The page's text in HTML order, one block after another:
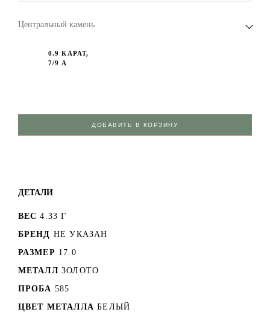
Центральный камень
0.9 КАРАТ,
7/9 А
ДОБАВИТЬ В КОРЗИНУ
ДЕТАЛИ
ВЕС 4.33 Г
БРЕНД НЕ УКАЗАН
РАЗМЕР 17.0
МЕТАЛЛ ЗОЛОТО
ПРОБА 585
ЦВЕТ МЕТАЛЛА БЕЛЫЙ